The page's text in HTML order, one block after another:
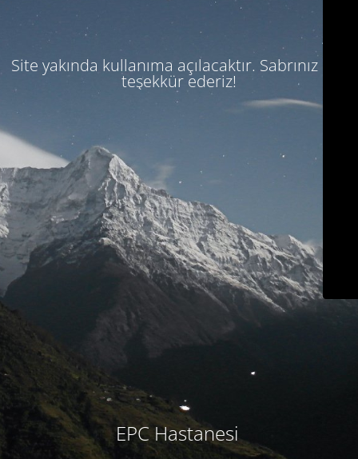
Site yakında kullanıma açılacaktır. Sabrınız için
teşekkür ederiz!
EPC Hastanesi